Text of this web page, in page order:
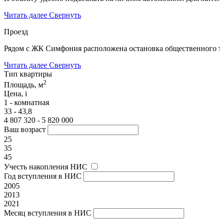
Читать далее Свернуть
Проезд
Рядом с ЖК Симфония расположена остановка общественного
Читать далее Свернуть
Тип квартиры
Площадь, м2
Цена, i
1 - комнатная
33 - 43,8
4 807 320 - 5 820 000
Ваш возраст
25
35
45
Учесть накопления НИС
Год вступления в НИС
2005
2013
2021
Месяц вступления в НИС